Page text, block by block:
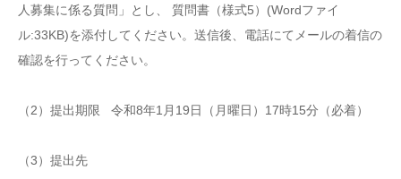
人募集に係る質問」とし、 質問書（様式5）(Wordファイ
ル:33KB)を添付してください。送信後、電話にてメールの着信の
確認を行ってください。
（2）提出期限 令和8年1月19日（月曜日）17時15分（必着）
（3）提出先